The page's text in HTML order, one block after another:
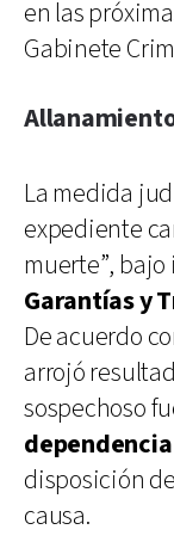
en las
Gabinete
La medida
expediente
muerte”,
Garantías y
De acuerdo
arrojó
sospechoso
disposición
causa.